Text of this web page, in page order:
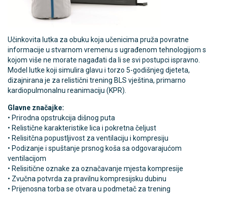
Učinkovita lutka za obuku koja učenicima pruža povratne
informacije u stvarnom vremenu s ugrađenom tehnologijom s
kojom više ne morate nagađati da li se svi postupci ispravno.
Model lutke koji simulira glavu i torzo 5-godišnjeg djeteta,
dizajnirana je za relistični trening BLS vještina, primarno
kardiopulmonalnu reanimaciju (KPR).
Glavne značajke:
• Prirodna opstrukcija dišnog puta
• Relistične karakteristike lica i pokretna čeljust
• Relisitčna popustljivost za ventilaciju i kompresiju
• Podizanje i spuštanje prsnog koša sa odgovarajućom
ventilacijom
• Relisitične oznake za označavanje mjesta kompresije
• Zvučna potvrda za pravilnu kompresijsku dubinu
• Prijenosna torba se otvara u podmetač za trening